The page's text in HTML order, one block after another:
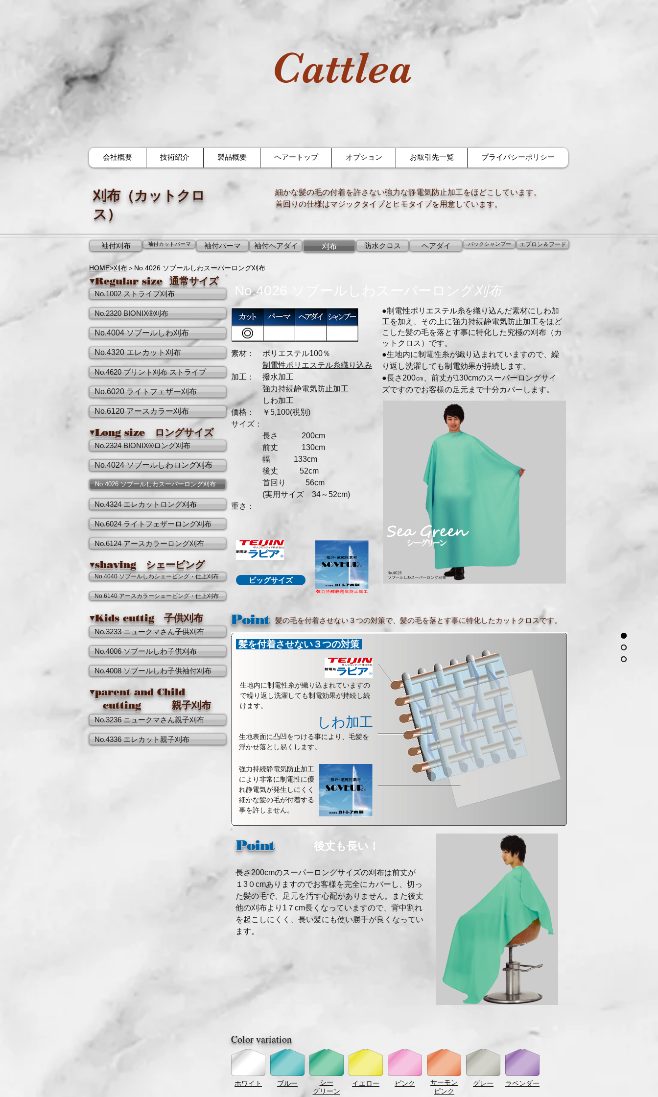
Cattlea
会社概要 技術紹介 製品概要 ヘアートップ オプション お取引先一覧 プライバシーポリシー
刈布（カットクロ
ス）
細かな髪の毛の付着を許さない強力な静電気防止加工をほどこしています。
首回りの仕様はマジックタイプとヒモタイプを用意しています。
袖付刈布 袖付カットパーマ 袖付パーマ 袖付ヘアダイ 刈布 防水クロス ヘアダイ バックシャンプー エプロン＆フード
HOME>刈布＞No.4026 ソブールしわスーパーロング刈布
No.4040 ソブールしわシェービング・仕上刈布
No.4026 ソブールしわスーパーロング刈布
素材： ポリエステル100％
制電性ポリエステル糸織り込み
加工： 撥水加工
強力持続静電気防止加工
しわ加工
価格： ￥5,100(税別)
サイズ：
長さ 200cm
前丈 130cm
幅 133cm
後丈 52cm
首回り 56cm
(実用サイズ 34～52cm)
​重さ：
ビッグサイズ
●制電性ポリエステル糸を織り込んだ素材にしわ加
工を加え、その上に強力持続静電気防止加工 をほど
こした髪の毛を落とす事に特化した究極の刈布（カ
ットクロス）です。
●生地内に制電性糸が織り込まれていますので、繰
り返し洗濯しても制電効果が持続します。
●長さ200㎝、前丈が130cmのスーパーロングサイ
ズですのでお客様の足元まで十分カバーします。
Point 髪の毛を付着させない３つの対策で、髪の毛を落とす事に特化したカットクロスです。
髪を付着させない３つの対策
生地内に制電性糸が織り込まれていますの
で繰り返し洗濯しても制電効果が持続し続
けます。
生地表面に凸凹をつける事により、毛髪を
浮かせ落とし易くします。
しわ加工
強力持続静電気防止加工
により非常に制電性に優
れ静電気が発生しにくく
細かな髪の毛が付着する
事を許しません。
Point 後丈も長い！
長さ200cmのスーパーロングサイズの刈布は前丈が
１3０cmありますのでお客様を完全にカバーし、切っ
た髪の毛で、足元を汚す心配がありません。また後丈
他の刈布より1７cm長くなっていますので、背中割れ
を起こしにくく、長い髪にも使い勝手が良くなってい
ます。
Color variation
ホワイト ブルー
シー
グリーン
イエロー ピンク
サーモン
ピンク
グレー ラベンダー
No.4024 ソブールしわロング刈布
▼Regular size 通常サイズ
No.1002 ストライプ刈布
No.2320 BIONIX®刈布
No.4004 ソブールしわ刈布
No.4320 エレカット刈布
No.4620 プリント刈布 ストライプ
No.6020 ライトフェザー刈布
No.6120 アースカラー刈布
▼Long size ロングサイズ
No.2324 BIONIX®ロング刈布
No.4324 エレカットロング刈布
No.6024 ライトフェザーロング刈布
No.6124 アースカラーロング刈布
▼shaving シェービング
▼Kids cuttig 子供刈布
No.3233 ニュークマさん子供刈布
No.4006 ソブールしわ子供刈布
No.4008 ソブールしわ子供袖付刈布
▼parent and Child
cutting 親子刈布
No.3236 ニュークマさん親子刈布
No.4336 エレカット親子刈布
No.6140 アースカラーシェービング・仕上刈布
No.4026 ソブールしわスーパーロング刈布